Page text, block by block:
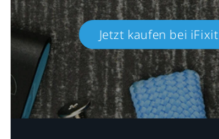
Jetzt kaufen bei iFixit​